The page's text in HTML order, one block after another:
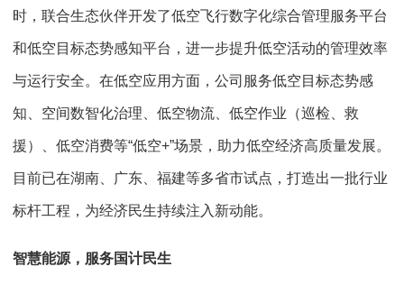
时，联合生态伙伴开发了低空飞行数字化综合管理服务平台
和低空目标态势感知平台，进一步提升低空活动的管理效率
与运行安全。在低空应用方面，公司服务低空目标态势感
知、空间数智化治理、低空物流、低空作业（巡检、救
援）、低空消费等“低空+”场景，助力低空经济高质量发展。
目前已在湖南、广东、福建等多省市试点，打造出一批行业
标杆工程，为经济民生持续注入新动能。
智慧能源，服务国计民生